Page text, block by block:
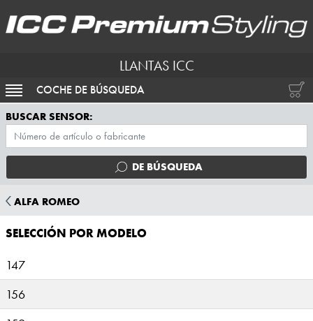
LLANTAS ICC
ACTIVAR NAVEGACIÓN
COCHE DE BÚSQUEDA
BUSCAR SENSOR:
DE BÚSQUEDA
ALFA ROMEO
SELECCIÓN POR MODELO
147
156